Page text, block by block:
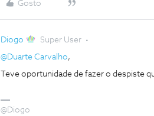
Gosto
Diogo Super User
@Duarte Carvalho,
Teve oportunidade de fazer o despiste
@Diogo